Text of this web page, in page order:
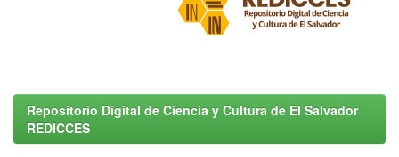
Repositorio Digital de Ciencia y Cultura de El Salvador
REDICCES